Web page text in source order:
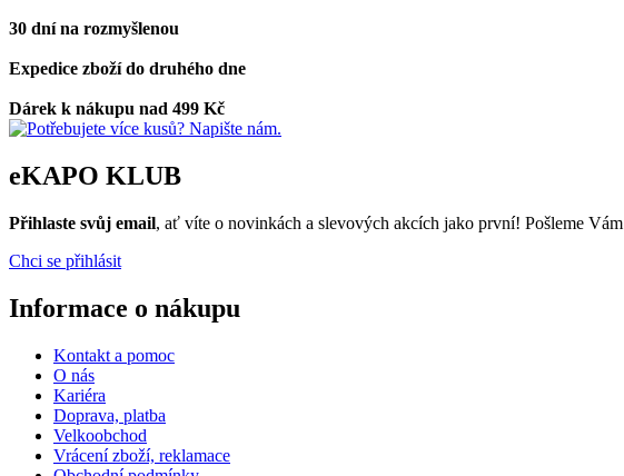
30 dní na rozmyšlenou
Expedice zboží do druhého dne
Dárek k nákupu nad 499 Kč
eKAPO KLUB
Přihlaste svůj email, ať víte o novinkách a slevových akcích jako první! Pošleme Vám
Chci se přihlásit
Informace o nákupu
Kontakt a pomoc
O nás
Kariéra
Doprava, platba
Velkoobchod
Vrácení zboží, reklamace